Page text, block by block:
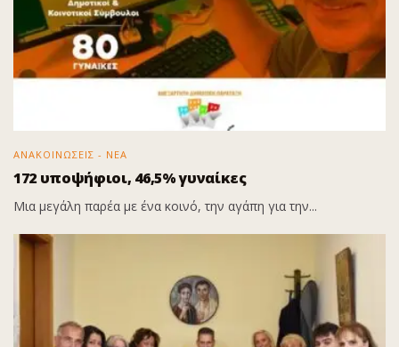
ΑΝΑΚΟΙΝΩΣΕΙΣ - ΝΕΑ
172 υποψήφιοι, 46,5% γυναίκες
Μια μεγάλη παρέα με ένα κοινό, την αγάπη για την...